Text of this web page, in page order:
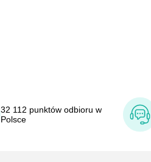
32 112 punktów odbioru w
Polsce